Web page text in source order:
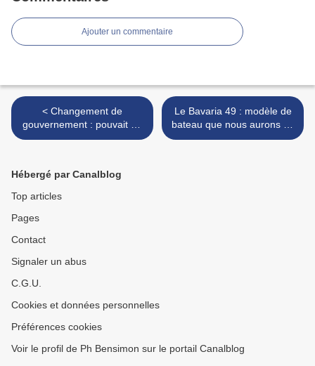
Ajouter un commentaire
< Changement de
gouvernement : pouvait on
envisager pire pour le
imagine worse for climate
Le Bavaria 49 : modèle de
bateau que nous aurons en
octobre 2022 pour nos
Hébergé par Canalblog
Top articles
Pages
Contact
Signaler un abus
C.G.U.
Cookies et données personnelles
Préférences cookies
Voir le profil de Ph Bensimon sur le portail Canalblog